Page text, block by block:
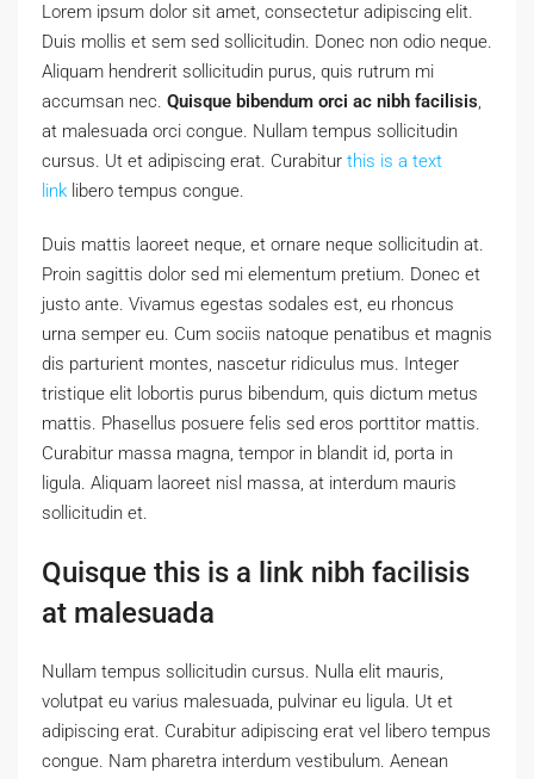
Lorem ipsum dolor sit amet, consectetur adipiscing elit.
Duis mollis et sem sed sollicitudin. Donec non odio neque.
Aliquam hendrerit sollicitudin purus, quis rutrum mi
accumsan nec. Quisque bibendum orci ac nibh facilisis,
at malesuada orci congue. Nullam tempus sollicitudin
cursus. Ut et adipiscing erat. Curabitur this is a text
link libero tempus congue.
Duis mattis laoreet neque, et ornare neque sollicitudin at.
Proin sagittis dolor sed mi elementum pretium. Donec et
justo ante. Vivamus egestas sodales est, eu rhoncus
urna semper eu. Cum sociis natoque penatibus et magnis
dis parturient montes, nascetur ridiculus mus. Integer
tristique elit lobortis purus bibendum, quis dictum metus
mattis. Phasellus posuere felis sed eros porttitor mattis.
Curabitur massa magna, tempor in blandit id, porta in
ligula. Aliquam laoreet nisl massa, at interdum mauris
sollicitudin et.
Quisque this is a link nibh facilisis
at malesuada
Nullam tempus sollicitudin cursus. Nulla elit mauris,
volutpat eu varius malesuada, pulvinar eu ligula. Ut et
adipiscing erat. Curabitur adipiscing erat vel libero tempus
congue. Nam pharetra interdum vestibulum. Aenean